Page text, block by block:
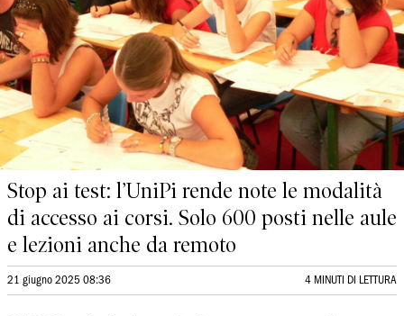
Stop ai test: l’UniPi rende note le modalità
di accesso ai corsi. Solo 600 posti nelle aule
e lezioni anche da remoto
21 giugno 2025 08:36 4 MINUTI DI LETTURA